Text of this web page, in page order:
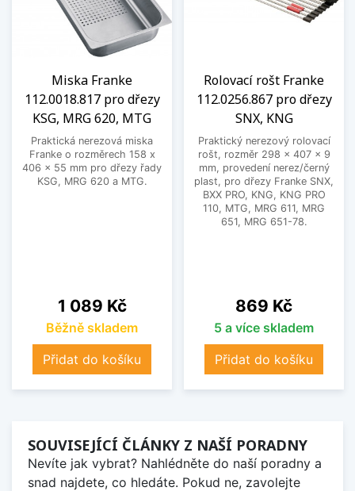
Miska Franke
112.0018.817 pro dřezy
KSG, MRG 620, MTG
Praktická nerezová miska
Franke o rozměrech 158 x
406 x 55 mm pro dřezy řady
KSG, MRG 620 a MTG.
Cena
1 089 Kč
Běžně skladem
Přidat do košíku
Rolovací rošt Franke
112.0256.867 pro dřezy
SNX, KNG
Praktický nerezový rolovací
rošt, rozměr 298 x 407 x 9
mm, provedení nerez/černý
plast, pro dřezy Franke SNX,
BXX PRO, KNG, KNG PRO
110, MTG, MRG 611, MRG
651, MRG 651-78.
Cena
869 Kč
5 a více skladem
Přidat do košíku
SOUVISEJÍCÍ ČLÁNKY Z NAŠÍ PORADNY
Nevíte jak vybrat? Nahlédněte do naší poradny a
snad najdete, co hledáte. Pokud ne, zavolejte